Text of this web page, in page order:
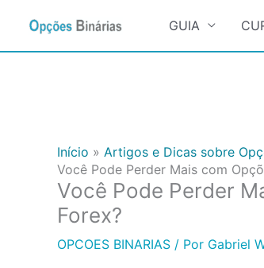
GUIA
Início
Artigos e Dicas sobre
Você Pode Perder Mais com
Você Pode Perder
Forex?
OPCOES BINARIAS / Por Gabriel